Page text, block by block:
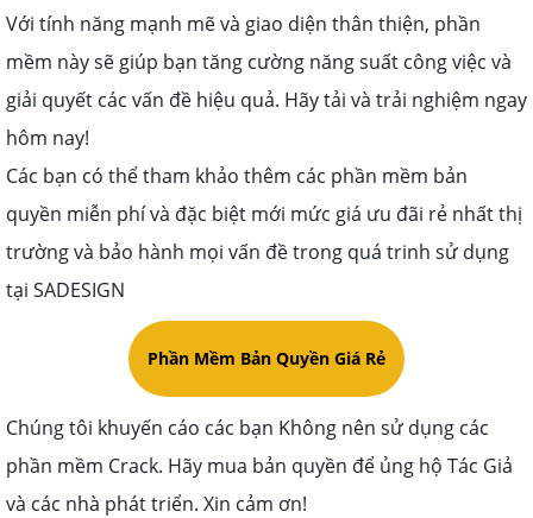
Với tính năng mạnh mẽ và giao diện thân thiện, phần
mềm này sẽ giúp bạn tăng cường năng suất công việc và
giải quyết các vấn đề hiệu quả. Hãy tải và trải nghiệm ngay
hôm nay!
Các bạn có thể tham khảo thêm các phần mềm bản
quyền miễn phí và đặc biệt mới mức giá ưu đãi rẻ nhất thị
trường và bảo hành mọi vấn đề trong quá trinh sử dụng
tại SADESIGN
Phần Mềm Bản Quyền Giá Rẻ
Chúng tôi khuyến cáo các bạn Không nên sử dụng các
phần mềm Crack. Hãy mua bản quyền để ủng hộ Tác Giả
và các nhà phát triển. Xin cảm ơn!